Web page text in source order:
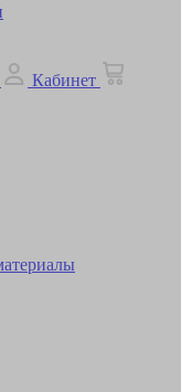
Кабинет